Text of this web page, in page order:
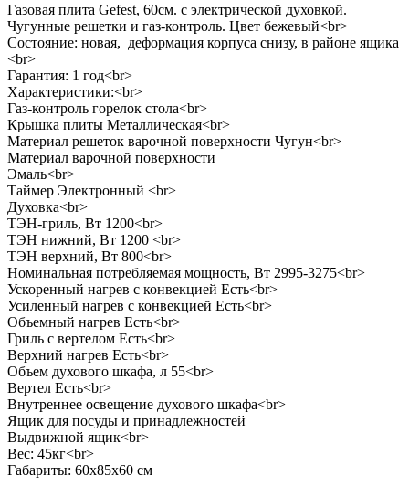
Газовая плита Gefest, 60см. с электрической духовкой.
Чугунные решетки и газ-контроль. Цвет бежевый<br>
Состояние: новая, деформация корпуса снизу, в районе ящика
<br>
Гарантия: 1 год<br>
Характеристики:<br>
Газ-контроль горелок стола<br>
Крышка плиты Металлическая<br>
Материал решеток варочной поверхности Чугун<br>
Материал варочной поверхности
Эмаль<br>
Таймер Электронный <br>
Духовка<br>
ТЭН-гриль, Вт 1200<br>
ТЭН нижний, Вт 1200 <br>
ТЭН верхний, Вт 800<br>
Номинальная потребляемая мощность, Вт 2995-3275<br>
Ускоренный нагрев с конвекцией Есть<br>
Усиленный нагрев с конвекцией Есть<br>
Объемный нагрев Есть<br>
Гриль с вертелом Есть<br>
Верхний нагрев Есть<br>
Объем духового шкафа, л 55<br>
Вертел Есть<br>
Внутреннее освещение духового шкафа<br>
Ящик для посуды и принадлежностей
Выдвижной ящик<br>
Вес: 45кг<br>
Габариты: 60x85x60 см